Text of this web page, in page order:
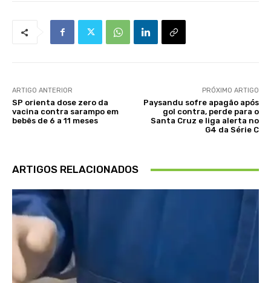
ARTIGO ANTERIOR
SP orienta dose zero da
vacina contra sarampo em
bebês de 6 a 11 meses
PRÓXIMO ARTIGO
Paysandu sofre apagão após
gol contra, perde para o
Santa Cruz e liga alerta no
G4 da Série C
ARTIGOS RELACIONADOS